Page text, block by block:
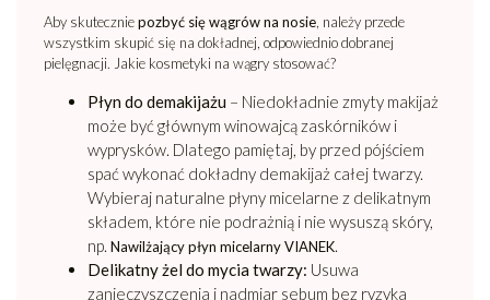
Aby skuteczniepozbyć się wągrów na nosie , należy przede
wszystkim skupić się na dokładnej, odpowiednio dobranej
pielęgnacji. Jakie kosmetyki na wągry stosować?
Płyn do demakijażu – Niedokładnie zmyty makijaż
może być głównym winowajcą zaskórników i
wyprysków. Dlatego pamiętaj, by przed pójściem
spać wykonać dokładny demakijaż całej twarzy.
Wybieraj naturalne płyny micelarne z delikatnym
składem, które nie podrażnią i nie wysuszą skóry,
np. Nawilżający płyn micelarny VIANEK.
Delikatny żel do mycia twarzy: Usuwa
zanieczyszczenia i nadmiar sebum bez ryzyka